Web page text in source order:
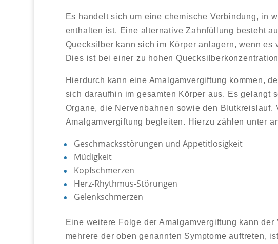
Es handelt sich um eine chemische Verbindung, in
enthalten ist. Eine alternative Zahnfüllung besteht
Quecksilber kann sich im Körper anlagern, wenn
Dies ist bei einer zu hohen
Hierdurch kann eine Amalgamvergiftung kommen,
sich daraufhin im gesamten Körper aus. Es gelangt
Organe, die Nervenbahnen sowie den Blutkreislauf.
Amalgamvergiftung begleiten. Hierzu zählen unter
Geschmacksstörungen und Appetitlosigkeit
Müdigkeit
Kopfschmerzen
Herz-Rhythmus-Störungen
Gelenkschmerzen
Eine weitere Folge der Amalgamvergiftung kann
mehrere der oben genannten Symptome auftreten,